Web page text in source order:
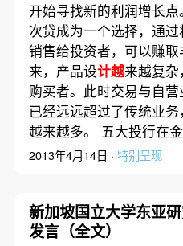
开始寻找新的利润增长点
次贷成为一个选择，通
销售给投资者，可以赚
来，产品设计越来越复
购买者。此时交易与自
已经远远超过了传统业
越来越多。 五大投行在
2013年4月14日 · 特别呈现
新加坡国立大学东亚
发言（全文）